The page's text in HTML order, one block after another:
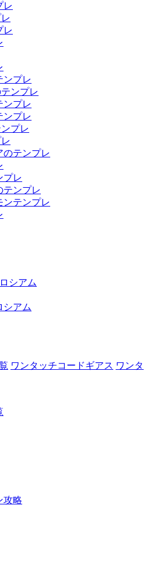
レ
レ
ンプレ
ンプレ
ンプレ
ンプレ
プレ
のテンプレ
プレ
テンプレ
ンテンプレ
シアム
シアム
ワンタッチコードギアス ワンタ
攻略